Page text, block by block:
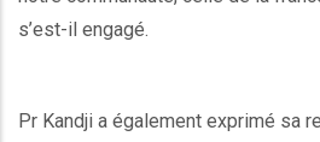
s’est-il engagé.
Pr Kandji a également exprimé sa